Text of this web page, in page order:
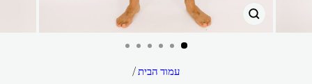
עמוד הבית/